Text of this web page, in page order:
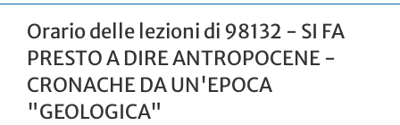
Orario delle lezioni di 98132 - SI FA
PRESTO A DIRE ANTROPOCENE -
CRONACHE DA UN'EPOCA
"GEOLOGICA"